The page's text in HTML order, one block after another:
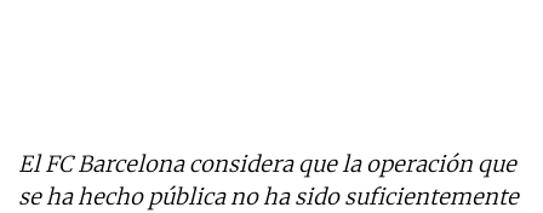
El FC Barcelona considera que la operación que
se ha hecho pública no ha sido suficientemente